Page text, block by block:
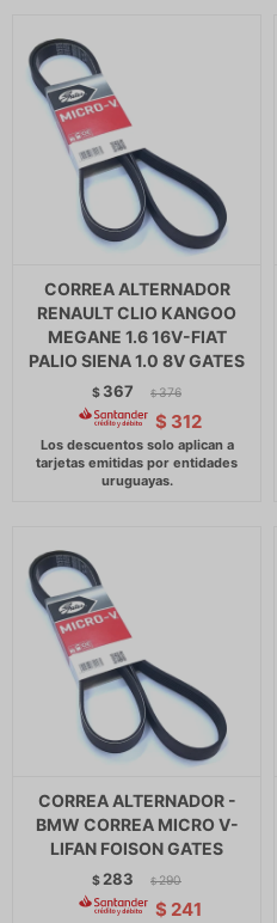
CORREA ALTERNADOR
RENAULT CLIO KANGOO
MEGANE 1.6 16V-FIAT
PALIO SIENA 1.0 8V GATES
$ 367 $ 376
$ 312
CORREA ALTERNADOR -
BMW CORREA MICRO V-
LIFAN FOISON GATES
$ 283 $ 290
$ 241